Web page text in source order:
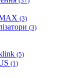
(3)
(3)
(5)
(1)